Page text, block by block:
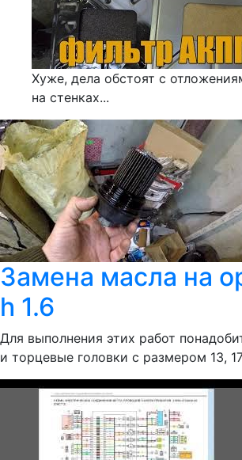
Хуже, дела обстоят с
на стенках...
Замена масла на
h 1.6
Для выполнения этих работ
и торцевые головки с размером 13,